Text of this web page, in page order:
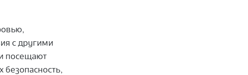
с другими
посещают